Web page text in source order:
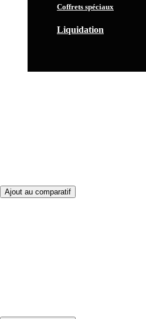
Coffrets spéciaux
Liquidation
Ajout au comparatif